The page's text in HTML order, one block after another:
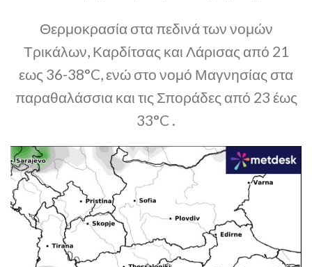
Θερμοκρασία στα πεδινά των νομών
Τρικάλων, Καρδίτσας και Λάρισας από 21
εως 36-38°C, ενώ στο νομό Μαγνησίας στα
παραθαλάσσια και τις Σποράδες από 23 έως
33°C .